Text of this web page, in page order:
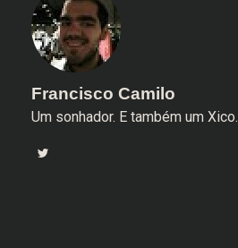
Francisco Camilo
Um sonhador. E também um Xico.